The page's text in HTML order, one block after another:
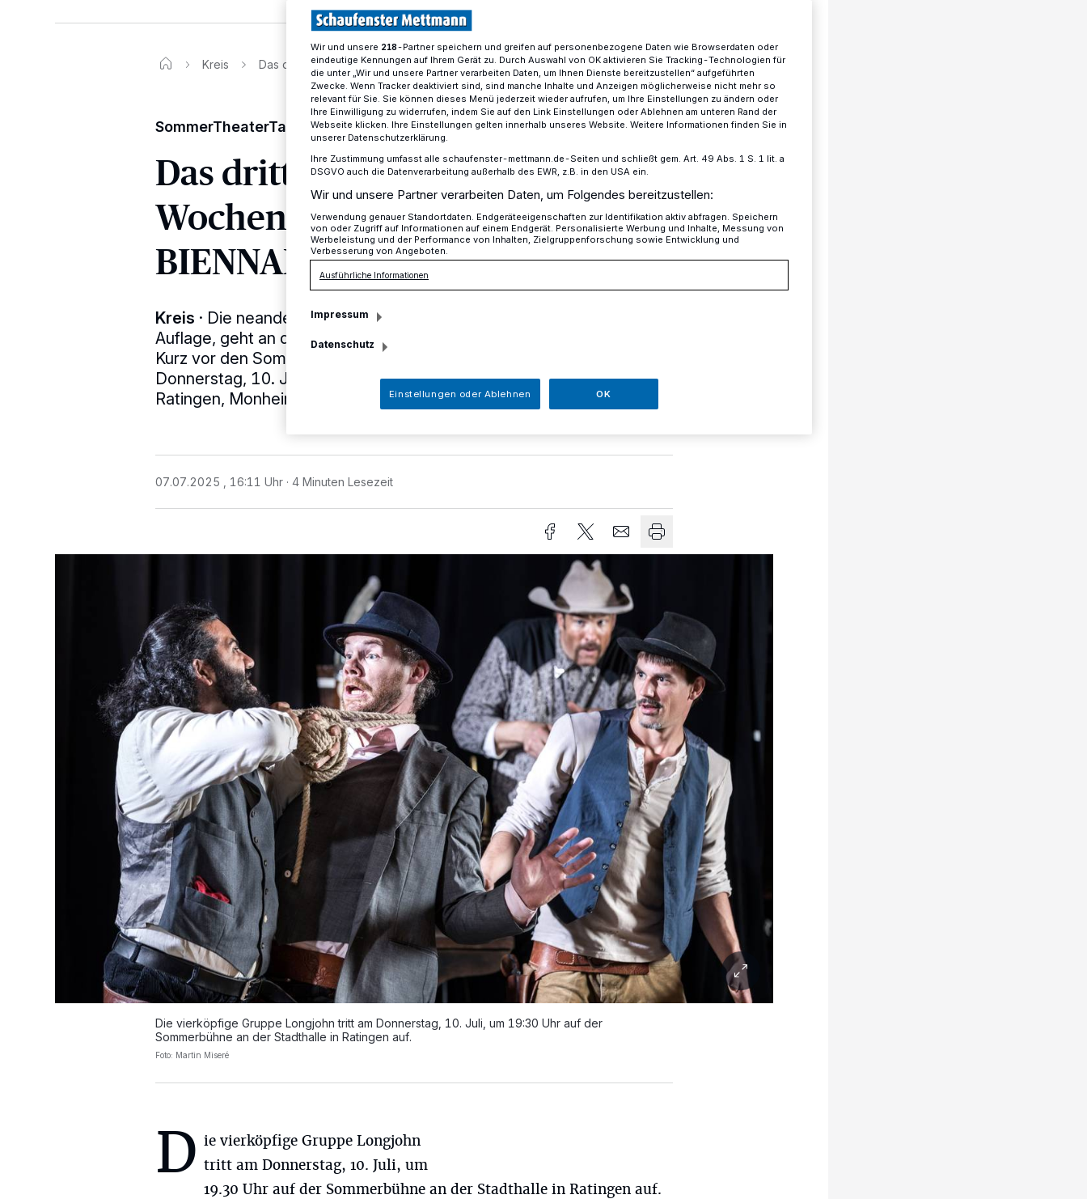
Kreis Das dritte und letzte Wochenende der neanderland BIENNALE 2025
SommerTheaterTage im Kreis Mettmann
Das dritte und letzte
Wochenende der neanderland
BIENNALE 2025
Kreis · Die neanderland BIENNALE, in ihrer mittlerweile zwölfte
Auflage, geht an diesem Wochenende in die dritte und letzte Runde.
Kurz vor den Sommerferien finden die „SommerTheaterTage“ von
Donnerstag, 10. Juli, bis Samstag, 12. Juli, ihren Abschluss in
Ratingen, Monheim und Mettmann.
07.07.2025 , 16:11 Uhr 4 Minuten Lesezeit
Die vierköpfige Gruppe Longjohn tritt am Donnerstag, 10. Juli, um 19:30 Uhr auf der
Sommerbühne an der Stadthalle in Ratingen auf.
Foto: Martin Miseré
D ie vierköpfige Gruppe Longjohn
tritt am Donnerstag, 10. Juli, um
19.30 Uhr auf der Sommerbühne an der Stadthalle in Ratingen auf.
Wir und unsere 218-Partner speichern und greifen auf personenbezogene Daten wie Browserdaten oder
eindeutige Kennungen auf Ihrem Gerät zu. Durch Auswahl von OK aktivieren Sie Tracking-Technologien für
die unter „Wir und unsere Partner verarbeiten Daten, um Ihnen Dienste bereitzustellen“ aufgeführten
Zwecke. Wenn Tracker deaktiviert sind, sind manche Inhalte und Anzeigen möglicherweise nicht mehr so
relevant für Sie. Sie können dieses Menü jederzeit wieder aufrufen, um Ihre Einstellungen zu ändern oder
Ihre Einwilligung zu widerrufen, indem Sie auf den Link Einstellungen oder Ablehnen am unteren Rand der
Webseite klicken. Ihre Einstellungen gelten innerhalb unseres Website. Weitere Informationen finden Sie in
unserer Datenschutzerklärung.
Ihre Zustimmung umfasst alle schaufenster-mettmann.de-Seiten und schließt gem. Art. 49 Abs. 1 S. 1 lit. a
DSGVO auch die Datenverarbeitung außerhalb des EWR, z.B. in den USA ein.
Wir und unsere Partner verarbeiten Daten, um Folgendes bereitzustellen:
Verwendung genauer Standortdaten. Endgeräteeigenschaften zur Identifikation aktiv abfragen. Speichern
von oder Zugriff auf Informationen auf einem Endgerät. Personalisierte Werbung und Inhalte, Messung von
Werbeleistung und der Performance von Inhalten, Zielgruppenforschung sowie Entwicklung und
Verbesserung von Angeboten.
Ausführliche Informationen
Impressum
Datenschutz
Einstellungen oder Ablehnen OK